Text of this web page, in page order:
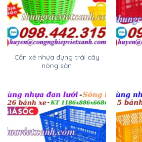
Cần xé nhựa đựng trái cây
nông sản